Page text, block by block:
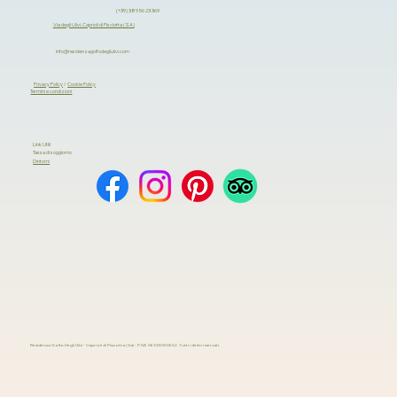
Prenota ora
(+39) 389 56 23 369
Via degli Ulivi, Caprioli di Pisciotta (SA)
info@residenzagolfodegliulivi.com
Privacy Policy /Cookie Policy
Termini e condizioni
Link Utili
Tassa di soggiorno
Dintorni
Residenza Golfo Degli Ulivi - Caprioli di Pisciotta (Sa) - P.IVA 06338350652. Tutti i diritti riservati.